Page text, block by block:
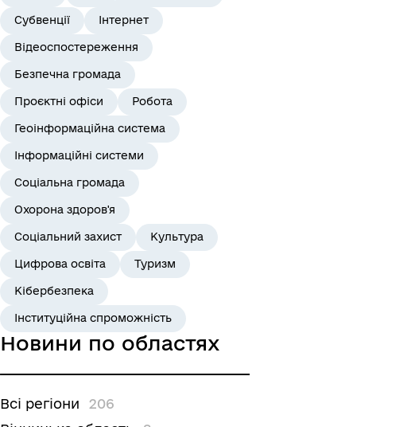
Субвенції Інтернет
Відеоспостереження
Безпечна громада
Проєктні офіси Робота
Геоінформаційна система
Інформаційні системи
Соціальна громада
Охорона здоров'я
Соціальний захист Культура
Цифрова освіта Туризм
Кібербезпека
Інституційна спроможність
Новини по областях
Всі регіони
206